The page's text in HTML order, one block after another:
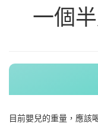
一個
目前嬰兒的重量，應該